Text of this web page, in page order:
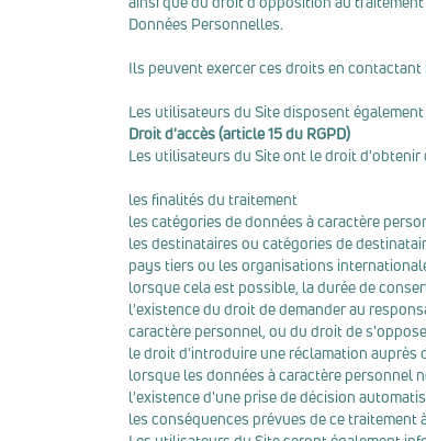
Données Personnelles.
Ils peuvent exercer ces droits en contactant
Les utilisateurs du Site disposent
Droit d'accès (article 15 du RGPD)
Les utilisateurs du Site ont le droit
les finalités du traitement
les catégories de données à caractère
les destinataires ou catégories de
pays tiers ou les organisations
lorsque cela est possible, la durée de
l'existence du droit de demander au
caractère personnel, ou du droit de
le droit d'introduire une réclamation auprès
lorsque les données à caractère personnel
l'existence d'une prise de décision
les conséquences prévues de ce traitement